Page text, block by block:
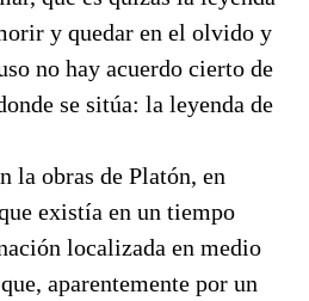
y quedar en el olvido y
no hay acuerdo cierto de
se sitúa: la leyenda de
la obras de Platón, en
existía en un tiempo
localizada en medio
aparentemente por un